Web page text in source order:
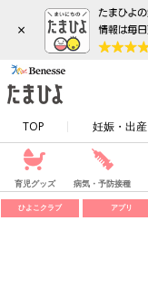
×
TOP 妊娠・出産
育児グッズ 病気・予防接種
ひよこクラブ アプリ